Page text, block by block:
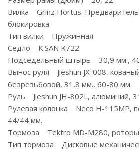
Вилка Grinz Hortus.
блокировка
Тип вилки Пружинная
Седло K.SAN K722
Подседельный штырь 30,9 мм.,
Вынос руля Jieshun JX-008,
безрезьбовой, 31,8 мм., 60-80 мм.
Руль Jieshun JH-802L, алюминий,
Рулевая колонка Neco H-115MP,
44/44 мм.
Тормоза Tektro MD-M280,
Тип тормоза Дисковые